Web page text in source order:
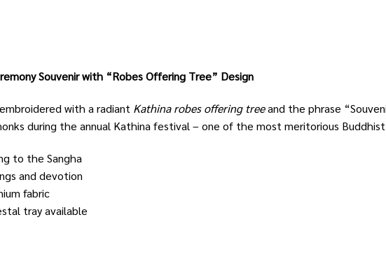
Souvenir with “Robes Offering Tree” Design
with a radiant Kathina robes offering treeand the phrase
during the annual Kathina festival – one of the most meritorious
to the Sangha
and devotion
fabric
tray available